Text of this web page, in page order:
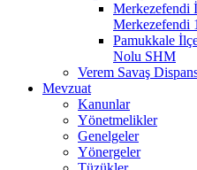
Merkezefendi
Merkezefendi
Pamukkale
Nolu SHM
Verem Savaş
Mevzuat
Kanunlar
Yönetmelikler
Genelgeler
Yönergeler